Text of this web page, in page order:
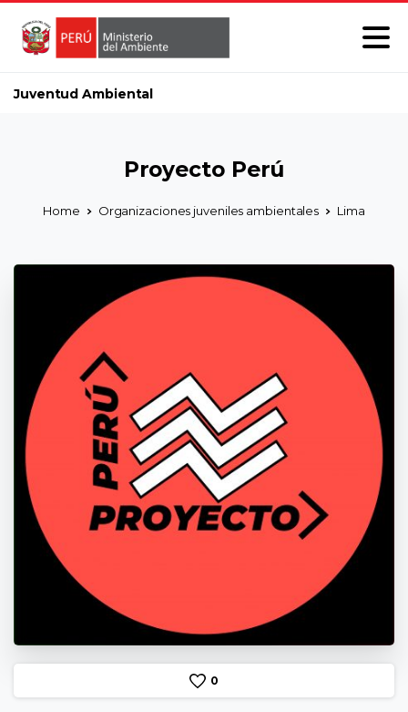
Juventud Ambiental
Proyecto Perú
Home Organizaciones juveniles ambientales Lima
0